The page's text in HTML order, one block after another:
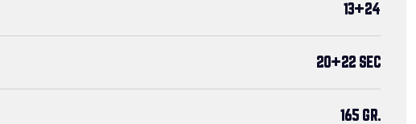
13+24
20+22 SEC
165 GR.